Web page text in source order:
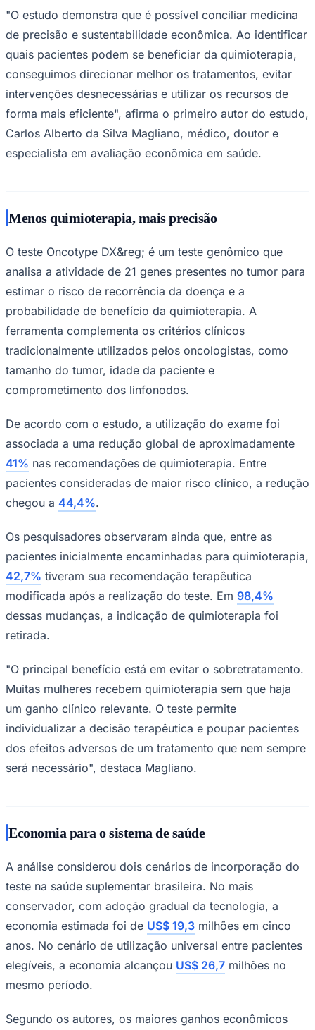
Corinthians
"O estudo demonstra que é possível conciliar medicina
de precisão e sustentabilidade econômica. Ao identificar
quais pacientes podem se beneficiar da quimioterapia,
conseguimos direcionar melhor os tratamentos, evitar
intervenções desnecessárias e utilizar os recursos de
forma mais eficiente", afirma o primeiro autor do estudo,
Carlos Alberto da Silva Magliano, médico, doutor e
especialista em avaliação econômica em saúde.
Menos quimioterapia, mais precisão
O teste Oncotype DX&reg; é um teste genômico que
analisa a atividade de 21 genes presentes no tumor para
estimar o risco de recorrência da doença e a
probabilidade de benefício da quimioterapia. A
ferramenta complementa os critérios clínicos
tradicionalmente utilizados pelos oncologistas, como
tamanho do tumor, idade da paciente e
comprometimento dos linfonodos.
De acordo com o estudo, a utilização do exame foi
associada a uma redução global de aproximadamente
41% nas recomendações de quimioterapia. Entre
pacientes consideradas de maior risco clínico, a redução
chegou a 44,4%.
Os pesquisadores observaram ainda que, entre as
pacientes inicialmente encaminhadas para quimioterapia,
42,7% tiveram sua recomendação terapêutica
modificada após a realização do teste. Em 98,4%
dessas mudanças, a indicação de quimioterapia foi
retirada.
"O principal benefício está em evitar o sobretratamento.
Muitas mulheres recebem quimioterapia sem que haja
um ganho clínico relevante. O teste permite
individualizar a decisão terapêutica e poupar pacientes
dos efeitos adversos de um tratamento que nem sempre
será necessário", destaca Magliano.
Economia para o sistema de saúde
A análise considerou dois cenários de incorporação do
teste na saúde suplementar brasileira. No mais
conservador, com adoção gradual da tecnologia, a
economia estimada foi de US$ 19,3 milhões em cinco
anos. No cenário de utilização universal entre pacientes
elegíveis, a economia alcançou US$ 26,7 milhões no
mesmo período.
Segundo os autores, os maiores ganhos econômicos